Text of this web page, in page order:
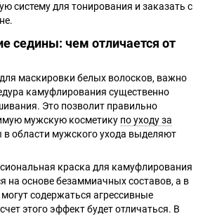
систему для тонирования и заказать с
седины: чем отличается от
маскировки белых волосков, важно
камуфлирования существенно
Это позволит правильно
мужскую косметику по уходу за
в области мужского ухода выделяют
краска для камуфлирования
на основе безаммиачных составов, а в
содержаться агрессивные
этого эффект будет отличаться. В